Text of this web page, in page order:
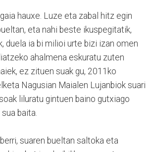
hauxe. Luze eta zabal hitz egin
eta nahi beste ikuspegitatik,
duela ia bi milioi urte bizi izan omen
ahalmena eskuratu zuten
ez zituen suak gu, 2011ko
Nagusian Maialen Lujanbiok suari
liluratu gintuen baino gutxiago
baita.
suaren bueltan saltoka eta